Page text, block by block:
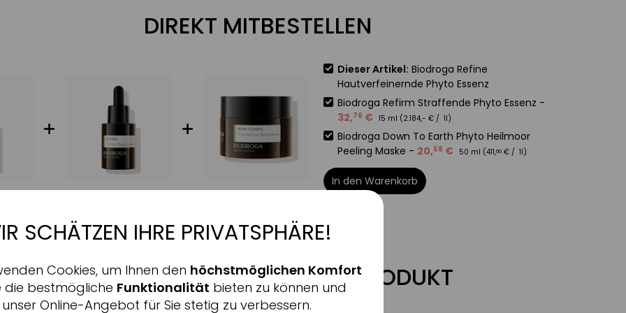
DIREKT MITBESTELLEN
Dieser Artikel: Biodroga Refine
Hautverfeinernde Phyto Essenz
Biodroga Refirm Straffende Phyto Essenz -
32,76 € 15 ml (2.184,-€ / 1l)
Biodroga Down To Earth Phyto Heilmoor
Peeling Maske - 20,58 € 50 ml (411,60 € / 1l)
In den Warenkorb
ALLE INFORMATIONEN ZUM PRODUKT
Aktiv
Inaktiv
SCHÄTZEN IHRE PRIVATSPHÄRE!
Cookies, um Ihnen den höchstmöglichen Komfort
die bestmögliche Funktionalität bieten zu können und
unser Online-Angebot für Sie stetig zu verbessern.